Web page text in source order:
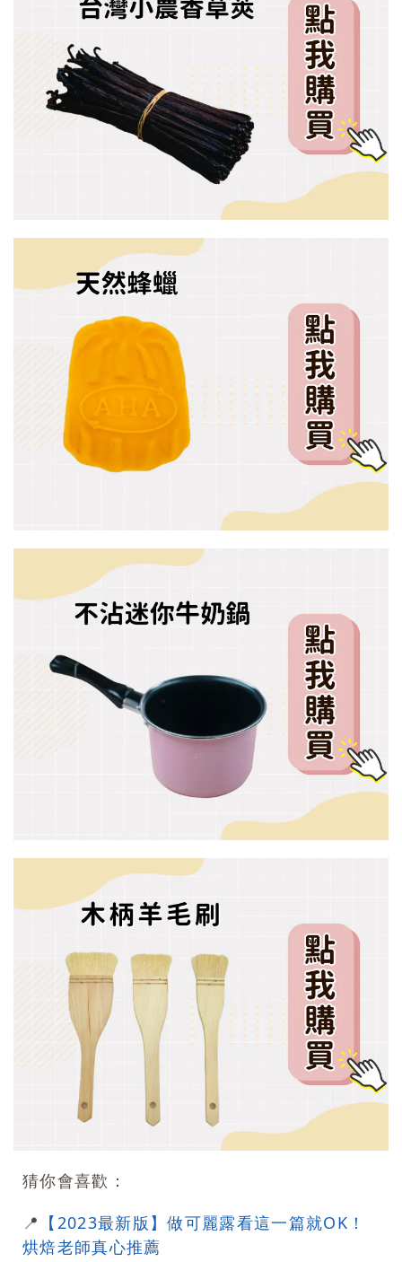
猜你會喜歡：
📍 【2023最新版】做可麗露看這一篇就OK！
烘焙老師真心推薦